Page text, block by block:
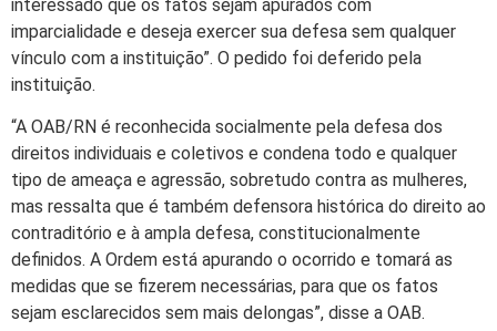
interessado que os fatos sejam apurados com
imparcialidade e deseja exercer sua defesa sem qualquer
vínculo com a instituição”. O pedido foi deferido pela
instituição.
“A OAB/RN é reconhecida socialmente pela defesa dos
direitos individuais e coletivos e condena todo e qualquer
tipo de ameaça e agressão, sobretudo contra as mulheres,
mas ressalta que é também defensora histórica do direito ao
contraditório e à ampla defesa, constitucionalmente
definidos. A Ordem está apurando o ocorrido e tomará as
medidas que se fizerem necessárias, para que os fatos
sejam esclarecidos sem mais delongas”, disse a OAB.